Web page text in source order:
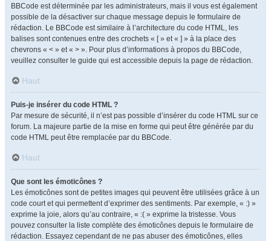
BBCode est déterminée par les administrateurs, mais il vous est également
possible de la désactiver sur chaque message depuis le formulaire de
rédaction. Le BBCode est similaire à l’architecture du code HTML, les
balises sont contenues entre des crochets « [ » et « ] » à la place des
chevrons « < » et « > ». Pour plus d’informations à propos du BBCode,
veuillez consulter le guide qui est accessible depuis la page de rédaction.
Haut
Puis-je insérer du code HTML ?
Par mesure de sécurité, il n’est pas possible d’insérer du code HTML sur ce
forum. La majeure partie de la mise en forme qui peut être générée par du
code HTML peut être remplacée par du BBCode.
Haut
Que sont les émoticônes ?
Les émoticônes sont de petites images qui peuvent être utilisées grâce à un
code court et qui permettent d’exprimer des sentiments. Par exemple, « :) »
exprime la joie, alors qu’au contraire, « :( » exprime la tristesse. Vous
pouvez consulter la liste complète des émoticônes depuis le formulaire de
rédaction. Essayez cependant de ne pas abuser des émoticônes, elles